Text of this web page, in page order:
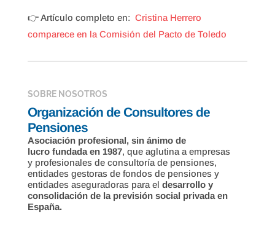
👉 Artículo completo en: Cristina Herrero
comparece en la Comisión del Pacto de Toledo
SOBRE NOSOTROS
Organización de Consultores de
Pensiones
Asociación profesional, sin ánimo de
lucro fundada en 1987, que aglutina a empresas
y profesionales de consultoría de pensiones,
entidades gestoras de fondos de pensiones y
entidades aseguradoras para el desarrollo y
consolidación de la previsión social privada en
España.